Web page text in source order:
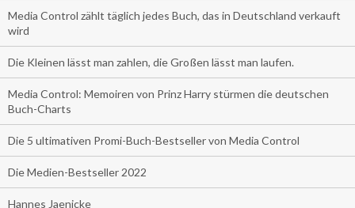
Media Control zählt täglich jedes Buch, das in Deutschland verkauft
wird
Die Kleinen lässt man zahlen, die Großen lässt man laufen.
Media Control: Memoiren von Prinz Harry stürmen die deutschen
Buch-Charts
Die 5 ultimativen Promi-Buch-Bestseller von Media Control
Die Medien-Bestseller 2022
Hannes Jaenicke